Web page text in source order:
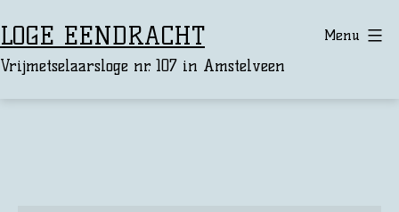
naar
de
LOGE EENDRACHT
Vrijmetselaarsloge nr. 107 in Amstelveen
Menu